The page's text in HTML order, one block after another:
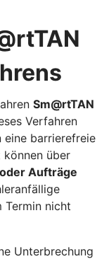
Sm@rtTAN
Verfahren
eine barrierefreie
über
Aufträge
Termin nicht
Unterbrechung